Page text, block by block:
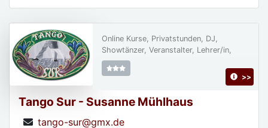
Tango Sur - Susanne Mühlhaus
tango-sur@gmx.de
Online Kurse, Privatstunden, DJ,
Showtänzer, Veranstalter, Lehrer/in,
>>